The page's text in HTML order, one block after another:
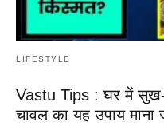
LIFESTYLE
Vastu Tips : घर में
चावल का यह उपाय माना